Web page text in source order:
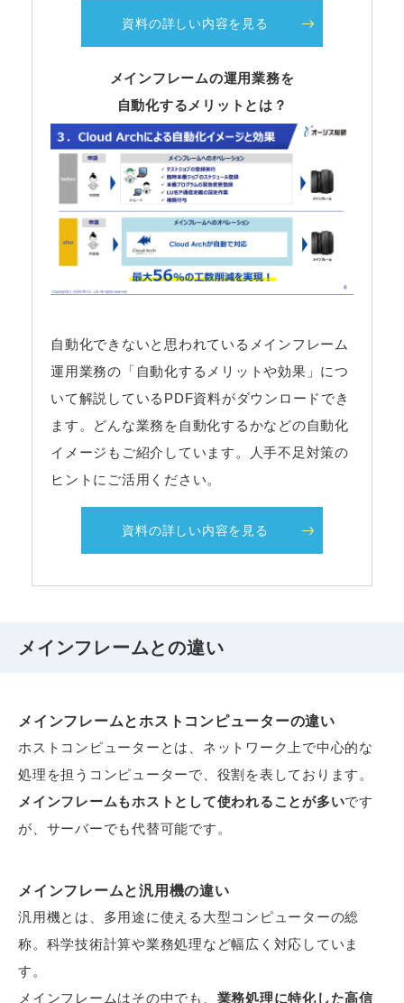
資料の詳しい内容を見る
メインフレームの運用業務を
自動化するメリットとは？
自動化できないと思われているメインフレーム
運用業務の「自動化するメリットや効果」につ
いて解説しているPDF資料がダウンロードでき
ます。どんな業務を自動化するかなどの自動化
イメージもご紹介しています。人手不足対策の
ヒントにご活用ください。
資料の詳しい内容を見る
メインフレームとの違い
メインフレームとホストコンピューターの違い
ホストコンピューターとは、ネットワーク上で中心的な
処理を担うコンピューターで、役割を表しております。
メインフレームもホストとして使われることが多いです
が、サーバーでも代替可能です。
メインフレームと汎用機の違い
汎用機とは、多用途に使える大型コンピューターの総
称。科学技術計算や業務処理など幅広く対応していま
す。
メインフレームはその中でも、 業務処理に特化した高信